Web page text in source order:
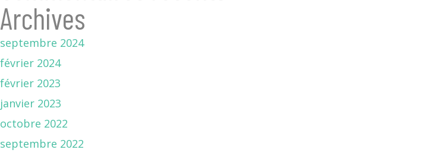
Archives
septembre 2024
février 2024
février 2023
janvier 2023
octobre 2022
septembre 2022